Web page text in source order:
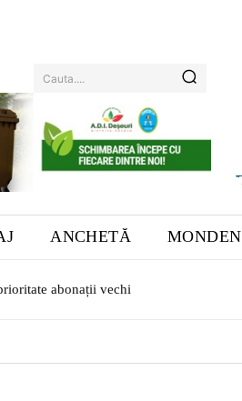
Cauta....
ANCHETĂ MONDEN
abonații vechi